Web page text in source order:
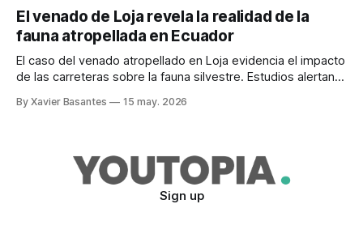
El venado de Loja revela la realidad de la
fauna atropellada en Ecuador
El caso del venado atropellado en Loja evidencia el impacto
de las carreteras sobre la fauna silvestre. Estudios alertan
By Xavier Basantes 15 may. 2026
Sign up